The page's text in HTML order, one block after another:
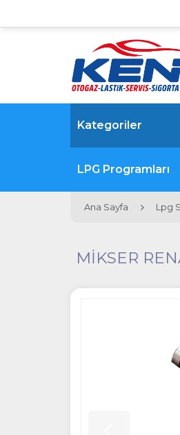
Kategoriler
LPG Programları
Ana Sayfa Lpg
MİKSER